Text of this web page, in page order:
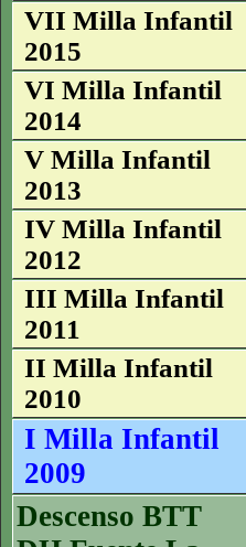
VII Milla Infantil
2015
VI Milla Infantil
2014
V Milla Infantil
2013
IV Milla Infantil
2012
III Milla Infantil
2011
II Milla Infantil
2010
I Milla Infantil
2009
Descenso BTT